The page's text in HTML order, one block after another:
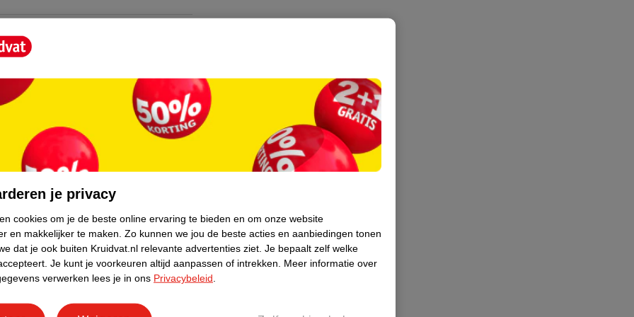
huid.
zachtjes over je gezicht met gesloten
je privacy
cookies om je de beste online ervaring te bieden en om onze website
en makkelijker te maken. Zo kunnen we jou de beste acties en aanbiedingen tonen
dat je ook buiten Kruidvat.nl relevante advertenties ziet. Je bepaalt zelf welke
Je kunt je voorkeuren altijd aanpassen of intrekken.
Meer informatie over
verwerken lees je in ons Privacybeleid